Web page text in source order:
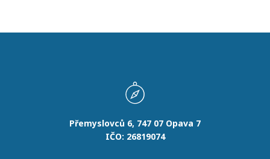
Přemyslovců 6, 747 07 Opava 7
IČO: 26819074